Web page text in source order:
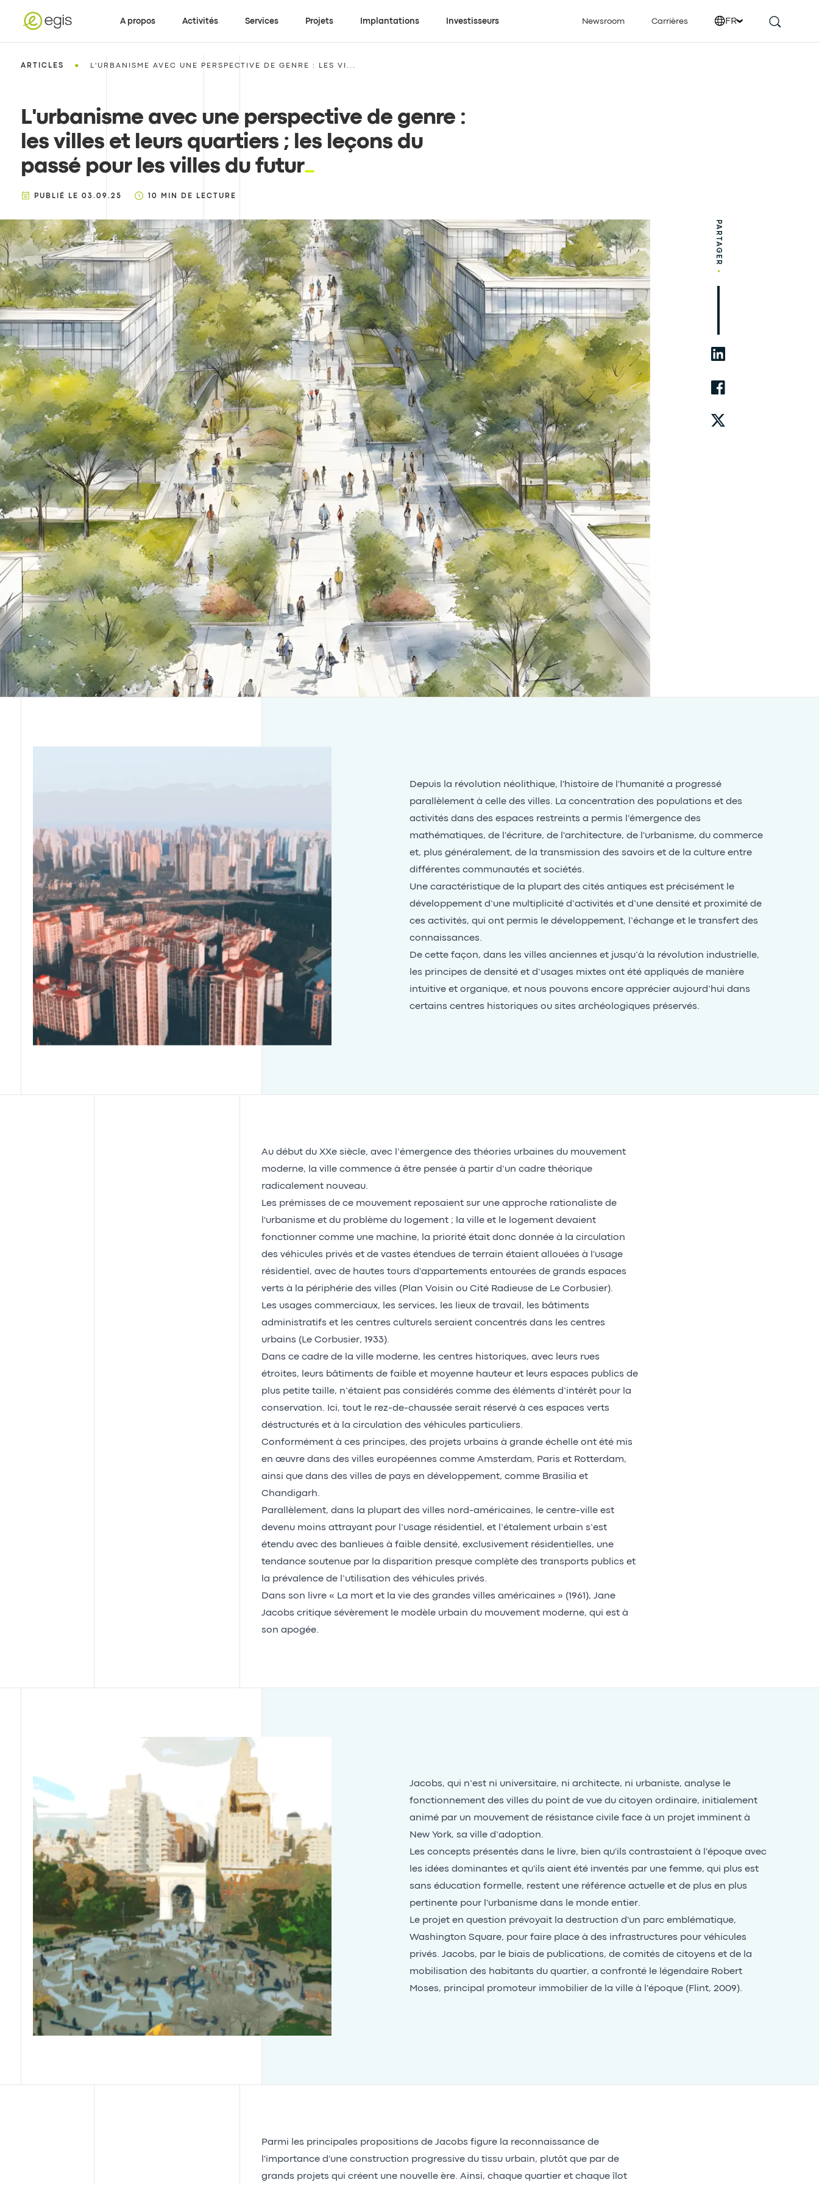
A propos Activités Services Projets Implantations Investisseurs Newsroom Carrières FR
ARTICLES • L'URBANISME AVEC UNE PERSPECTIVE DE GENRE : LES VI...
L'urbanisme avec une perspective de genre :
les villes et leurs quartiers ; les leçons du
passé pour les villes du futur
PUBLIÉ LE 03.09.25 10 MIN DE LECTURE
PARTAGER
•
Depuis la révolution néolithique, l'histoire de l'humanité a progressé
parallèlement à celle des villes. La concentration des populations et des
activités dans des espaces restreints a permis l'émergence des
mathématiques, de l'écriture, de l'architecture, de l'urbanisme, du commerce
et, plus généralement, de la transmission des savoirs et de la culture entre
différentes communautés et sociétés.
Une caractéristique de la plupart des cités antiques est précisément le
développement d’une multiplicité d’activités et d’une densité et proximité de
ces activités, qui ont permis le développement, l’échange et le transfert des
connaissances.
De cette façon, dans les villes anciennes et jusqu’à la révolution industrielle,
les principes de densité et d’usages mixtes ont été appliqués de manière
intuitive et organique, et nous pouvons encore apprécier aujourd’hui dans
certains centres historiques ou sites archéologiques préservés.
Au début du XXe siècle, avec l’émergence des théories urbaines du mouvement
moderne, la ville commence à être pensée à partir d’un cadre théorique
radicalement nouveau.
Les prémisses de ce mouvement reposaient sur une approche rationaliste de
l'urbanisme et du problème du logement ; la ville et le logement devaient
fonctionner comme une machine, la priorité était donc donnée à la circulation
des véhicules privés et de vastes étendues de terrain étaient allouées à l'usage
résidentiel, avec de hautes tours d'appartements entourées de grands espaces
verts à la périphérie des villes (Plan Voisin ou Cité Radieuse de Le Corbusier).
Les usages commerciaux, les services, les lieux de travail, les bâtiments
administratifs et les centres culturels seraient concentrés dans les centres
urbains (Le Corbusier, 1933).
Dans ce cadre de la ville moderne, les centres historiques, avec leurs rues
étroites, leurs bâtiments de faible et moyenne hauteur et leurs espaces publics de
plus petite taille, n’étaient pas considérés comme des éléments d’intérêt pour la
conservation. Ici, tout le rez-de-chaussée serait réservé à ces espaces verts
déstructurés et à la circulation des véhicules particuliers.
Conformément à ces principes, des projets urbains à grande échelle ont été mis
en œuvre dans des villes européennes comme Amsterdam, Paris et Rotterdam,
ainsi que dans des villes de pays en développement, comme Brasilia et
Chandigarh.
Parallèlement, dans la plupart des villes nord-américaines, le centre-ville est
devenu moins attrayant pour l’usage résidentiel, et l’étalement urbain s’est
étendu avec des banlieues à faible densité, exclusivement résidentielles, une
tendance soutenue par la disparition presque complète des transports publics et
la prévalence de l’utilisation des véhicules privés.
Dans son livre « La mort et la vie des grandes villes américaines » (1961), Jane
Jacobs critique sévèrement le modèle urbain du mouvement moderne, qui est à
son apogée.
Jacobs, qui n’est ni universitaire, ni architecte, ni urbaniste, analyse le
fonctionnement des villes du point de vue du citoyen ordinaire, initialement
animé par un mouvement de résistance civile face à un projet imminent à
New York, sa ville d’adoption.
Les concepts présentés dans le livre, bien qu'ils contrastaient à l'époque avec
les idées dominantes et qu'ils aient été inventés par une femme, qui plus est
sans éducation formelle, restent une référence actuelle et de plus en plus
pertinente pour l'urbanisme dans le monde entier.
Le projet en question prévoyait la destruction d'un parc emblématique,
Washington Square, pour faire place à des infrastructures pour véhicules
privés. Jacobs, par le biais de publications, de comités de citoyens et de la
mobilisation des habitants du quartier, a confronté le légendaire Robert
Moses, principal promoteur immobilier de la ville à l'époque (Flint, 2009).
Parmi les principales propositions de Jacobs figure la reconnaissance de
l'importance d'une construction progressive du tissu urbain, plutôt que par de
grands projets qui créent une nouvelle ère. Ainsi, chaque quartier et chaque îlot